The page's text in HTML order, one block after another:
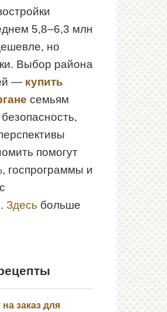
5,8–6,3 млн
но
Выбор района
— купить
семьям
помогут
госпрограммы и
Здесь больше
заказ для